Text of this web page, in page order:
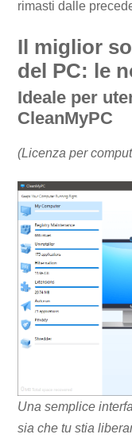
rimasti dalle
Il miglior
del PC: le
Ideale per
CleanMyPC
(Licenza per
Una semplice
sia che tu stia